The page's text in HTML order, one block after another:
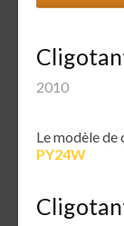
2010
Le modèle
PY24W